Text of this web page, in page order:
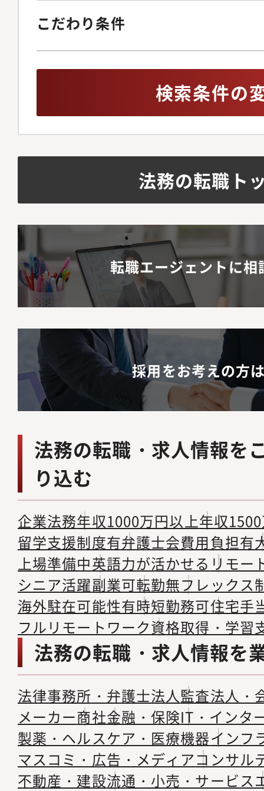
株主総会の事務局運
化内部通報制度の整
イアンス違反発生時
ISMSを含む、全社情
報保護体制の監督◆事
ンス文化の醸成労働
の法改正を先読みし
デート提案各事業部
プライアンス」研修
組織構成メンバー2名
ションの魅力】・代
断に直結するリーガ
能です。・上場前後
て、極めて市場価値
習得できます。・キ
じ、早期に法務責任
こだわり条件
検索条件の
法務の転職ト
転職エージェントに相
採用をお考えの方
法務の転職・求人情報を
り込む
企業法務年収1000万円以上年収
留学支援制度有弁護士会費用負担有
上場準備中英語力が活かせる リモー
シニア活躍副業可転勤無フレックス
海外駐在可能性有時短勤務可住宅手
フルリモートワーク資格取得・学習
法務の転職・求人情報を
法律事務所・弁護士法人監査法人・
メーカー商社金融・保険IT・インタ
製薬・ヘルスケア・医療機器インフ
マスコミ・広告・メディアコンサル
不動産・建設流通・小売・サービス